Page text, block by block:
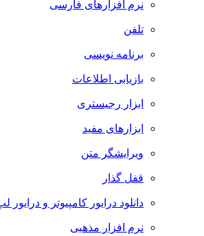
نرم افزارهای فارسی
تلفن
برنامه نویسی
بازیابی اطلاعات
ابزار رجیستری
ابزارهای مفید
ویرایشگر متن
قفل گذار
دانلود درایور کامپیوتر و درایور لپ تاپ
نرم افزار مذهبی